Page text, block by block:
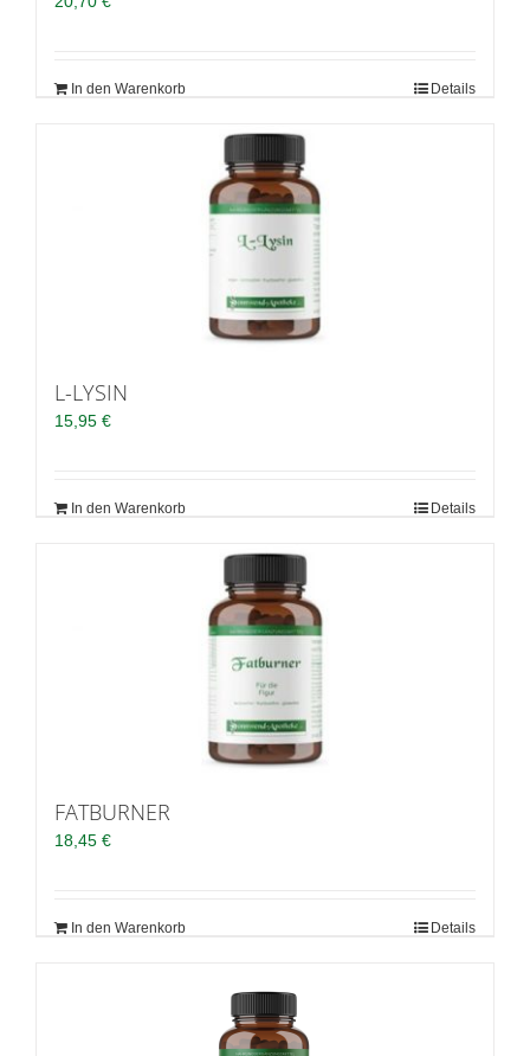
In den Warenkorb Details
L-LYSIN
15,95 €
In den Warenkorb Details
FATBURNER
18,45 €
In den Warenkorb Details